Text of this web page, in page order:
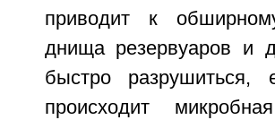
приводит к
днища резервуаров и
быстро
происходит